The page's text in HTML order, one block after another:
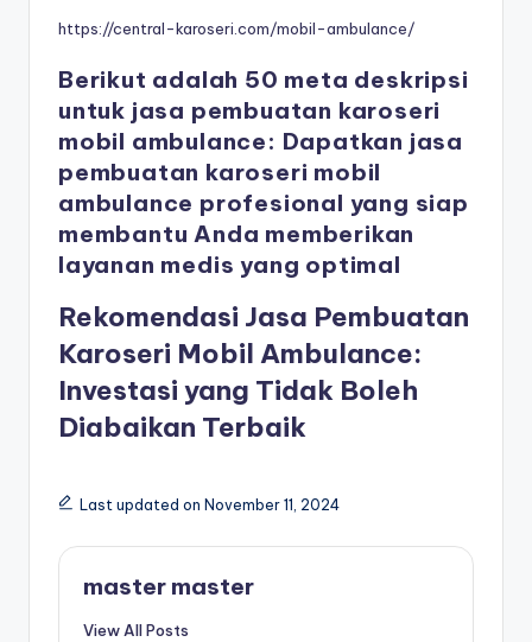
https://central-karoseri.com/mobil-ambulance/
Berikut adalah 50 meta deskripsi
untuk jasa pembuatan karoseri
mobil ambulance: Dapatkan jasa
pembuatan karoseri mobil
ambulance profesional yang siap
membantu Anda memberikan
layanan medis yang optimal
Rekomendasi Jasa Pembuatan
Karoseri Mobil Ambulance:
Investasi yang Tidak Boleh
Diabaikan Terbaik
Last updated on November 11, 2024
master master
View All Posts